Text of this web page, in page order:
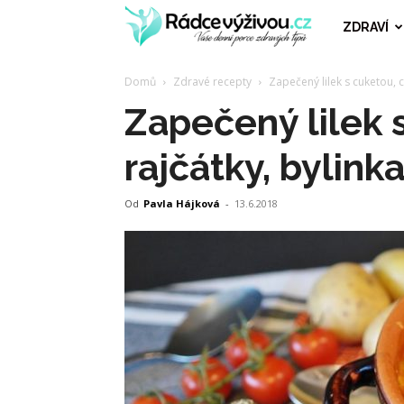
ZDRAVÍ
Domů Zdravé recepty Zapečený lilek s cuketou,
Zapečený lilek
rajčátky,
Od Pavla Hájková - 13.6.2018